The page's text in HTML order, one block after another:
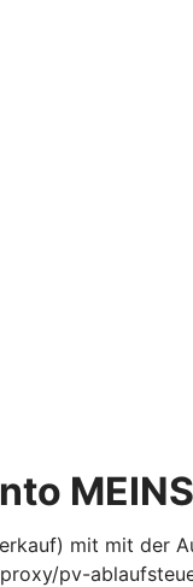
mit mit der
pv-